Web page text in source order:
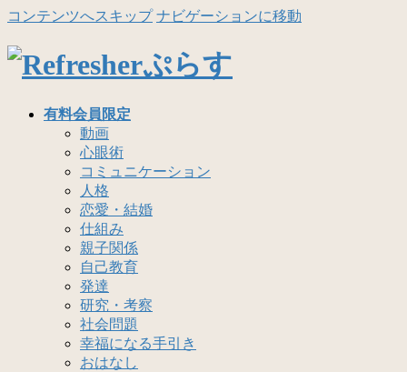
コンテンツへスキップ ナビゲーションに移動
有料会員限定
動画
心眼術
コミュニケーション
人格
恋愛・結婚
仕組み
親子関係
自己教育
発達
研究・考察
社会問題
幸福になる手引き
おはなし